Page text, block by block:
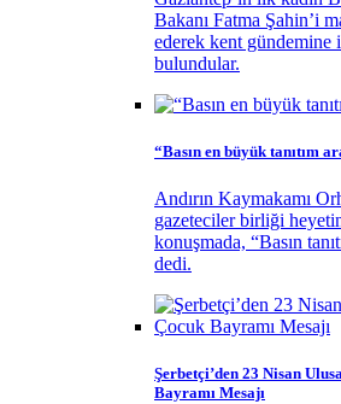
Bakanı Fatma Şahin’i
ederek kent
bulundular.
“Basın en büyük tanıtım
Andırın Kaymakamı
gazeteciler birliği
konuşmada, “Basın
dedi.
Şerbetçi’den 23 Nisan
Bayramı Mesajı